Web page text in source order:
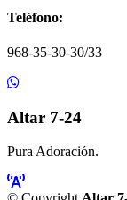
Teléfono:
968-35-30-30/33
Altar 7-24
Pura Adoración.